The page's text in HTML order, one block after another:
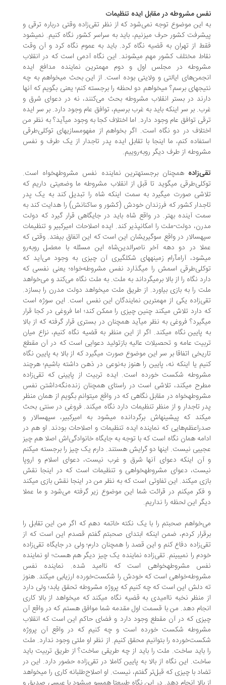
مشروطه در مقابل ایده تنظیمات
این موضوع توجه نمی‌شود که از نظر تقی‌زاده وقتی درباره ترقی و
پیشرفت کشور حرف می‎زنیم، باید به سراسر کشور نگاه کنیم. نمی‎شود
از تهران به قضیه نگاه کرد. باید به عموم نگاه کرد و آن وقت
نقاط مختلف کشور مهم می‎شوند. این نگاه آدمی است که در انقلاب
مشروطه در مجلس اول و دوم مهم‎ترین نماینده مدافع ایده
انجمن‌های ایالتی و ولایتی بوده است. از این بحث می‎خواهم به چه
نتیجه‎ای برسم؟ می‎خواهم دو لحظه را برجسته کنم؛ یعنی بگویم که آنها
در بستر انقلاب مشروطه بحث می‌کنند، نه در دعوای شرق و
بر سر اینکه باید به غرب برسیم، توافق عام وجود دارد. بر سر ایده
ترقی توافق عام وجود دارد. اما اختلاف کجا به وجود می‎آید؟ به نظر من
اختلاف در دو نگاه است. اگر بخواهم از مفهوم‎سازی‎های توکلی‌طرقی
کنم، ما اینجا با تقابل ایده پدر تاجدار از یک طرف و نفس
از طرف دیگر روبه‌روییم.
همچنان برجسته‎ترین نماینده نفس مشروطه‎خواه است.
توکلی‌طرقی می‎گوید تا قبل از انقلاب مشروطه ما وضعیتی داریم که
تلاشی صورت می‎گیرد به سمت اینکه شاه را تبدیل کند به یک پدر
کشور که فرزندان خودش (کشور و ساکنانش) را هدایت کند به
آینده بهتر. در واقع شاه باید در جایگاهی قرار گیرد که دولت
مدرن، دولت-ملت را امکان‎پذیر کند. ایده اصلاحات امیرکبیر و تنظیمات
سپهسالار در واقع سوگیری‎شان این است که این اتفاق بیفتد. وقتی که
در دو دهه آخر ناصرالدین‌شاه این مسئله با معضل روبه‌رو
می‎شود، آرام‎آرام زمینه‎های شکل‎گیری آن چیزی به وجود می‌آید که
توکلی‌طرقی اسمش را می‎گذارد نفس مشروطه‌خواه؛ یعنی نفسی که
دارد نگاه را از بالا برمی‎گرداند به ملت. به ملت نگاه می‌کند و می‌خواهد
ملت را به بازی بیاورد. از طریق ملت می‎خواهد دولت مدرن را بسازد.
تقی‌زاده یکی از مهم‎ترین نمایندگان این نفس است. این سوژه است
که دارد تلاش می‎کند چنین چیزی را ممکن کند؛ اما فروغی در کجا قرار
می‎گیرد؟ فروغی به نظر می‎آید همچنان در بستری قرار گرفته که از بالا
به پایین نگاه می‎کند. اگر از این منظر به قضیه نگاه کنیم، نزاع میان
عامه و تحصیلات عالیه بازتولید دعوایی است که در آن مقطع
تاریخی اتفاقا بر سر این موضوع صورت می‎گیرد که از بالا به پایین نگاه
یا اینکه نه، پایین را هنوز به‌نوعی در ذهن داشته باشیم؛ هرچند
شکست خورده است. ایده تربیت از پایینی که تقی‌زاده
مطرح می‎کند، تلاشی است در راستای همچنان زنده‌نگه‌داشتن نفس
مشروطه‎خواه در مقابل نگاهی که در واقع می‎توانم بگویم از همان منظر
پدر تاجدار و از منظر تنظیمات دارد نگاه می‎کند. فروغی در سنتی بحث
می‎کند که پیشینه‎اش برگردانده می‎شود به امیرکبیر، سپهسالار و
که نماینده ایده تنظیمات و اصلاحات بودند. او هم در
همان نگاه است که با توجه به جایگاه خانوادگی‌اش اصلا هم چیز
عجیبی نیست. اینها دو گرایش هستند. دارم یک چیز را برجسته می‎کنم
اینکه دعوای آنها شرق و غرب نیست، دعوای اسلام و اروپا
نیست، دعوای مشروطه‎خواهی و تنظیمات است که در اینجا نقش
بازی می‎کند. این تفاوتی است که به نظر من در اینجا نقش بازی می‎کند
و فکر می‎کنم در قرائت شما این موضوع زیر گرفته می‌شود و ما عملا
این لحظه را نداریم.
صحبتم را با یک نکته خاتمه دهم که اگر من این تقابل را
کردم، ضمن اینکه ابتدای صحبتم گفتم قصدم این است که از
دفاع کنم و این قصد را همچنان دارم؛ ولی در جایگاه تقی‌زاده
خودم را نمی‎بینم. تقی‌زاده نماینده یک چیز دیگر هم هست؛ او نماینده
نفس مشروطه‎خواهی است که ناامید شده. نماینده نفس
مشروطه‌خواهی است که خودش را شکست‌خورده ارزیابی می‎کند. هنوز
دلش این است که چه کنیم که پروژه مشروطه تحقق یابد؛ ولی دارد
از منظر نخبه ناامیدی به قضیه نگاه می‎کند که می‎خواهد از بالا کاری
دهد. من با قسمت اول مقدمه شما موافق هستم که در واقع آن
که در آن مقطع وجود دارد و فضای حاکم این است که انقلاب
شکست خورده است و چه کنیم که در واقع آن پروژه
را بتوانیم محقق کنیم. از نظر او ملتی وجود ندارد. ملت
باید ساخت. ملت را باید از چه طریقی ساخت؟ از طریق تربیت باید
این نگاه از بالا به پایین کاملا در تقی‌زاده حضور دارد. این در
تضاد با چیزی که قبل‌تر گفتم، نیست. او اصلاح‌طلبانه کاری را می‎خواهد